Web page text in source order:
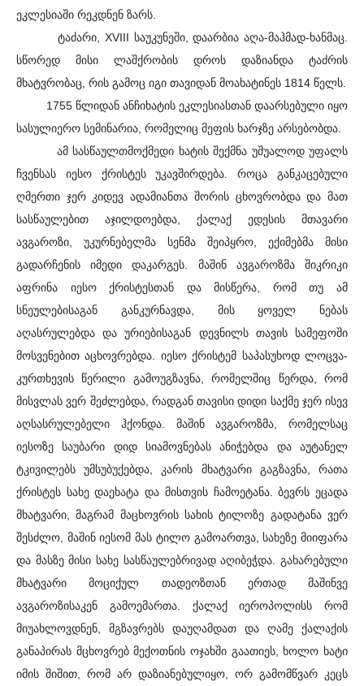
ეკლესიაში რეკდნენ ზარს.
ტაძარი, XVIII საუკუნეში, დაარბია აღა-მაჰმად-ხანმაც.
სწორედ მისი ლაშქრობის დროს დაზიანდა ტაძრის
მხატვრობაც, რის გამოც იგი თავიდან მოახატინეს 1814 წელს.
1755 წლიდან ანჩიხატის ეკლესიასთან დაარსებული იყო
სასულიერო სემინარია, რომელიც მეფის ხარჯზე არსებობდა.
ამ სასწაულთმოქმედი ხატის შექმნა უშუალოდ უფალს
ჩვენსას იესო ქრისტეს უკავშირდება. როცა განკაცებული
ღმერთი ჯერ კიდევ ადამიანთა შორის ცხოვრობდა და მათ
სასწაულებით აჯილდოებდა, ქალაქ ედესის მთავარი
ავგაროზი, უკურნებელმა სენმა შეიპყრო, ექიმებმა მისი
გადარჩენის იმედი დაკარგეს. მაშინ ავგაროზმა შიკრიკი
აფრინა იესო ქრისტესთან და მისწერა, რომ თუ ამ
სნეულებისაგან განკურნავდა, მის ყოველ ნებას
აღასრულებდა და ურიებისაგან დევნილს თავის სამეფოში
მოსვენებით აცხოვრებდა. იესო ქრისტემ საპასუხოდ ლოცვა-
კურთხევის წერილი გამოუგზავნა, რომელშიც წერდა, რომ
მისვლას ვერ შეძლებდა, რადგან თავისი დიდი საქმე ჯერ ისევ
აღსასრულებელი ჰქონდა. მაშინ ავგაროზმა, რომელსაც
იესოზე საუბარი დიდ სიამოვნებას ანიჭებდა და აუტანელ
ტკივილებს უმსუბუქებდა, კარის მხატვარი გაგზავნა, რათა
ქრისტეს სახე დაეხატა და მისთვის ჩამოეტანა. ბევრს ეცადა
მხატვარი, მაგრამ მაცხოვრის სახის ტილოზე გადატანა ვერ
შესძლო, მაშინ იესომ მას ტილო გამოართვა, სახეზე მიიფარა
და მასზე მისი სახე სასწაულებრივად აღიბეჭდა. გახარებული
მხატვარი მოციქულ თადეოზთან ერთად მაშინვე
ავგაროზისაკენ გამოემართა. ქალაქ იეროპოლისს რომ
მიუახლოვდნენ, მგზავრებს დაუღამდათ და ღამე ქალაქის
განაპირას მცხოვრებ მექოთნის ოჯახში გაათიეს, ხოლო ხატი
იმის შიშით, რომ არ დაზიანებულიყო, ორ გამომწვარ კეცს